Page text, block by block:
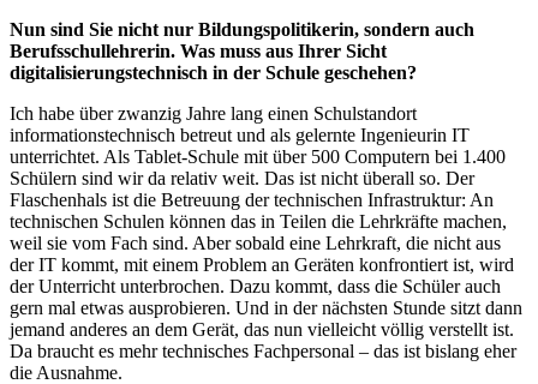
Nun sind Sie nicht nur Bildungspolitikerin, sondern auch
Berufsschullehrerin. Was muss aus Ihrer Sicht
digitalisierungstechnisch in der Schule geschehen?
Ich habe über zwanzig Jahre lang einen Schulstandort
informationstechnisch betreut und als gelernte Ingenieurin IT
unterrichtet. Als Tablet-Schule mit über 500 Computern bei 1.400
Schülern sind wir da relativ weit. Das ist nicht überall so. Der
Flaschenhals ist die Betreuung der technischen Infrastruktur: An
technischen Schulen können das in Teilen die Lehrkräfte machen,
weil sie vom Fach sind. Aber sobald eine Lehrkraft, die nicht aus
der IT kommt, mit einem Problem an Geräten konfrontiert ist, wird
der Unterricht unterbrochen. Dazu kommt, dass die Schüler auch
gern mal etwas ausprobieren. Und in der nächsten Stunde sitzt dann
jemand anderes an dem Gerät, das nun vielleicht völlig verstellt ist.
Da braucht es mehr technisches Fachpersonal – das ist bislang eher
die Ausnahme.